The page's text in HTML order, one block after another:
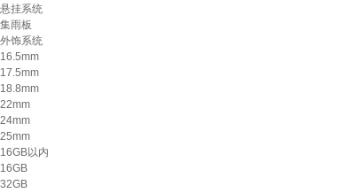
悬挂系统
集雨板
外饰系统
16.5mm
17.5mm
18.8mm
22mm
24mm
25mm
16GB以内
16GB
32GB